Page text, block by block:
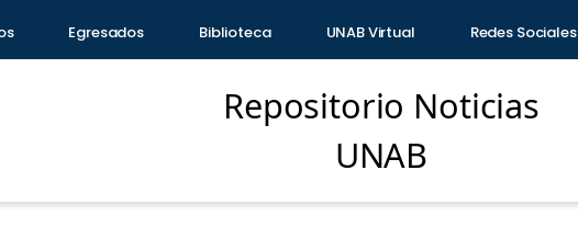
Egresados Biblioteca UNAB Virtual Redes Sociales
Repositorio Noticias
UNAB